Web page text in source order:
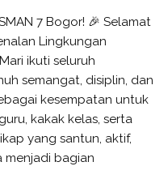
7 Bogor! 🎉 Selamat
Lingkungan
ikuti seluruh
semangat, disiplin, dan
kesempatan untuk
kakak kelas, serta
yang santun, aktif,
menjadi bagian